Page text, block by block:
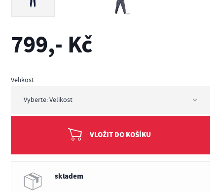
799,- Kč
Velikost
VLOŽIT DO KOŠÍKU
skladem